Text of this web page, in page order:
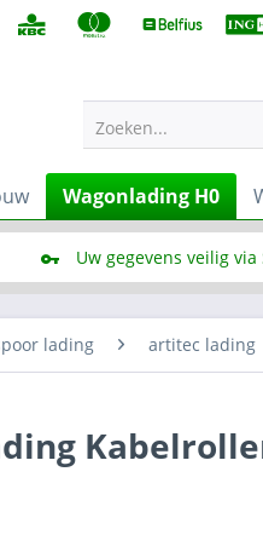
Zoeken...
Wagonlading H0
Uw gegevens veilig via
lading artitec lading